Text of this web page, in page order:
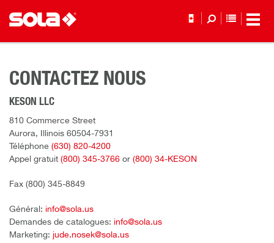
CONTACTEZ NOUS
KESON LLC
810 Commerce Street
Aurora, Illinois 60504-7931
Téléphone (630) 820-4200
Appel gratuit (800) 345-3766 or (800) 34-KESON
Fax (800) 345-8849
Général: info@sola.us
Demandes de catalogues: info@sola.us
Marketing: jude.nosek@sola.us
LISTE